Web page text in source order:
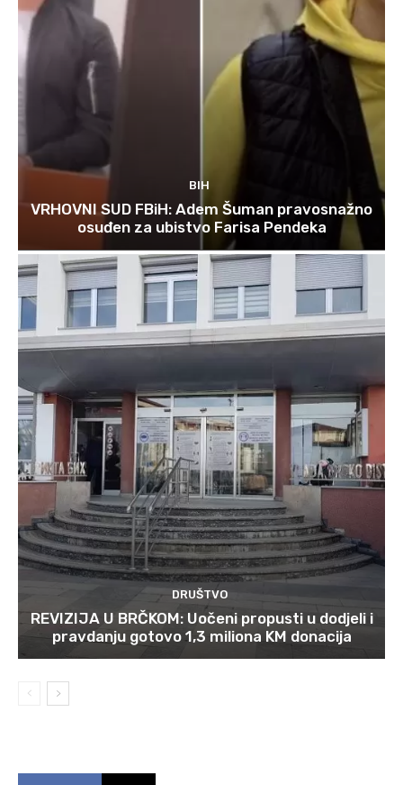
BIH
VRHOVNI SUD FBiH: Adem Šuman pravosnažno
osuđen za ubistvo Farisa Pendeka
DRUŠTVO
REVIZIJA U BRČKOM: Uočeni propusti u dodjeli i
pravdanju gotovo 1,3 miliona KM donacija